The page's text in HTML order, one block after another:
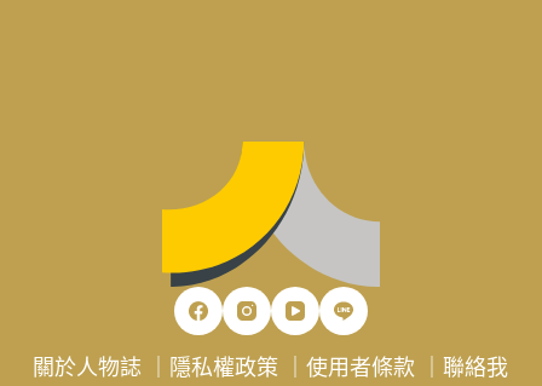
關於人物誌 隱私權政策 ｜使用者條款 ｜聯絡我